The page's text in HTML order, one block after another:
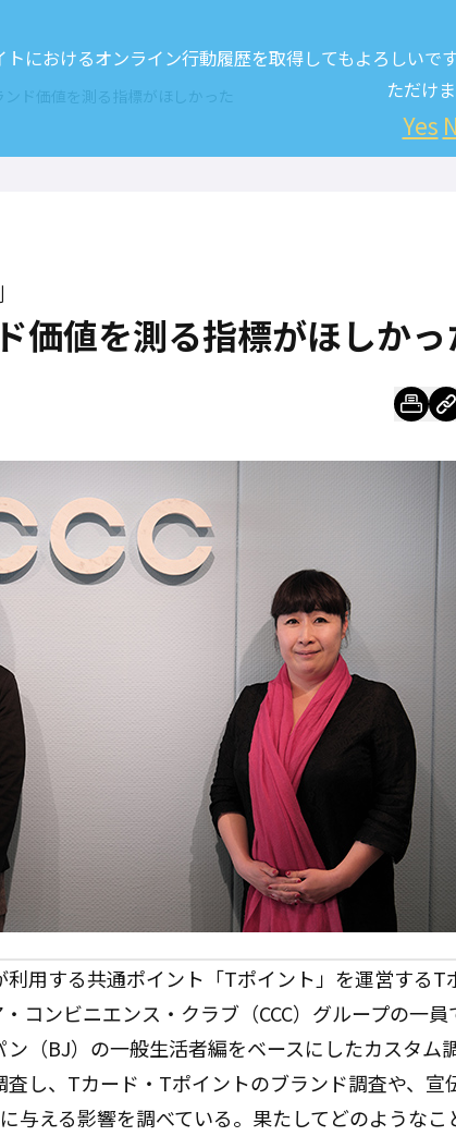
ド価値を測る指標がほしかった
価値を測る指標がほしかっ
用する共通ポイント「Tポイント」を運営するT
コンビニエンス・クラブ（CCC）グループの一員
（BJ）の一般生活者編をベースにしたカスタム
し、Tカード・Tポイントのブランド調査や、宣
与える影響を調べている。果たしてどのようなこ
におけるオンライン行動履歴を取得してもよろしいで
ただけま
Yes